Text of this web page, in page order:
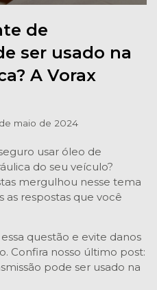
de
ser usado na
A Vorax
maio de 2024
usar óleo de
do seu veículo?
mergulhou nesse tema
as respostas que você
questão e evite danos
Confira nosso último post:
pode ser usado na